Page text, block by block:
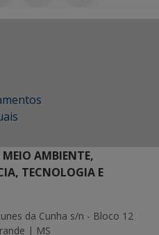
MEIO AMBIENTE,
TECNOLOGIA E
da Cunha s/n - Bloco 12
| MS